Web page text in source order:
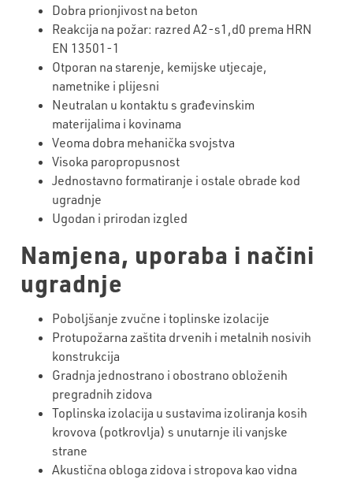
Dobra prionjivost na beton
Reakcija na požar: razred A2-s1,d0 prema HRN
EN 13501-1
Otporan na starenje, kemijske utjecaje,
nametnike i plijesni
Neutralan u kontaktu s građevinskim
materijalima i kovinama
Veoma dobra mehanička svojstva
Visoka paropropusnost
Jednostavno formatiranje i ostale obrade kod
ugradnje
Ugodan i prirodan izgled
Namjena, uporaba i načini
ugradnje
Poboljšanje zvučne i toplinske izolacije
Protupožarna zaštita drvenih i metalnih nosivih
konstrukcija
Gradnja jednostrano i obostrano obloženih
pregradnih zidova
Toplinska izolacija u sustavima izoliranja kosih
krovova (potkrovlja) s unutarnje ili vanjske
strane
Akustična obloga zidova i stropova kao vidna